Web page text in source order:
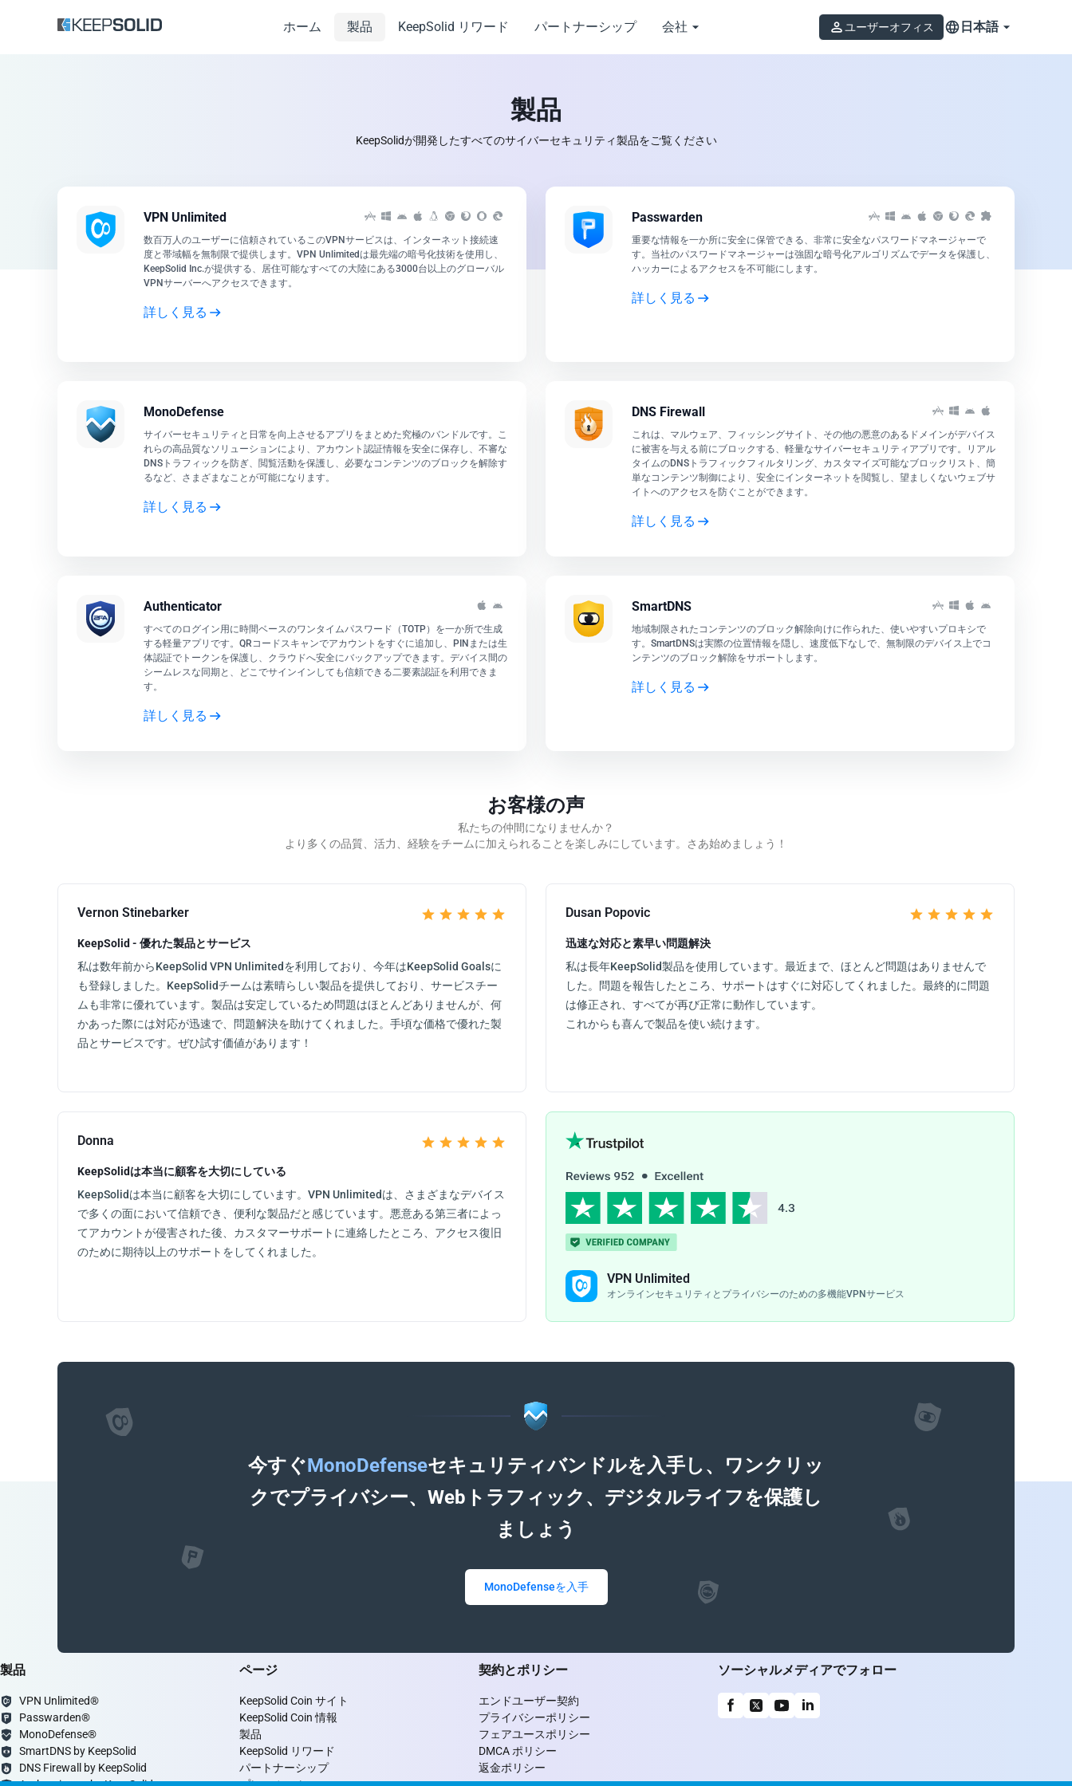
ホーム 製品 KeepSolid リワード パートナーシップ 会社 ユーザーオフィス 日本語
製品
KeepSolidが開発したすべてのサイバーセキュリティ製品をご覧ください
VPN Unlimited
数百万人のユーザーに信頼されているこのVPNサービスは、インターネット接続速
度と帯域幅を無制限で提供します。VPN Unlimitedは最先端の暗号化技術を使用し、
KeepSolid Inc.が提供する、居住可能なすべての大陸にある3000台以上のグローバル
VPNサーバーへアクセスできます。
詳しく見る
Passwarden
重要な情報を一か所に安全に保管できる、非常に安全なパスワードマネージャーで
す。当社のパスワードマネージャーは強固な暗号化アルゴリズムでデータを保護し、
ハッカーによるアクセスを不可能にします。
詳しく見る
MonoDefense
サイバーセキュリティと日常を向上させるアプリをまとめた究極のバンドルです。こ
れらの高品質なソリューションにより、アカウント認証情報を安全に保存し、不審な
DNSトラフィックを防ぎ、閲覧活動を保護し、必要なコンテンツのブロックを解除す
るなど、さまざまなことが可能になります。
詳しく見る
DNS Firewall
これは、マルウェア、フィッシングサイト、その他の悪意のあるドメインがデバイス
に被害を与える前にブロックする、軽量なサイバーセキュリティアプリです。リアル
タイムのDNSトラフィックフィルタリング、カスタマイズ可能なブロックリスト、簡
単なコンテンツ制御により、安全にインターネットを閲覧し、望ましくないウェブサ
イトへのアクセスを防ぐことができます。
詳しく見る
Authenticator
すべてのログイン用に時間ベースのワンタイムパスワード（TOTP）を一か所で生成
する軽量アプリです。QRコードスキャンでアカウントをすぐに追加し、PINまたは生
体認証でトークンを保護し、クラウドへ安全にバックアップできます。デバイス間の
シームレスな同期と、どこでサインインしても信頼できる二要素認証を利用できま
す。
詳しく見る
SmartDNS
地域制限されたコンテンツのブロック解除向けに作られた、使いやすいプロキシで
す。SmartDNSは実際の位置情報を隠し、速度低下なしで、無制限のデバイス上でコ
ンテンツのブロック解除をサポートします。
詳しく見る
お客様の声
私たちの仲間になりませんか？
より多くの品質、活力、経験をチームに加えられることを楽しみにしています。さあ始めましょう！
Vernon Stinebarker
KeepSolid - 優れた製品とサービス
私は数年前からKeepSolid VPN Unlimitedを利用しており、今年はKeepSolid Goalsに
も登録しました。KeepSolidチームは素晴らしい製品を提供しており、サービスチー
ムも非常に優れています。製品は安定しているため問題はほとんどありませんが、何
かあった際には対応が迅速で、問題解決を助けてくれました。手頃な価格で優れた製
品とサービスです。ぜひ試す価値があります！
Dusan Popovic
迅速な対応と素早い問題解決
私は長年KeepSolid製品を使用しています。最近まで、ほとんど問題はありませんで
した。問題を報告したところ、サポートはすぐに対応してくれました。最終的に問題
は修正され、すべてが再び正常に動作しています。
これからも喜んで製品を使い続けます。
Donna
KeepSolidは本当に顧客を大切にしている
KeepSolidは本当に顧客を大切にしています。VPN Unlimitedは、さまざまなデバイス
で多くの面において信頼でき、便利な製品だと感じています。悪意ある第三者によっ
てアカウントが侵害された後、カスタマーサポートに連絡したところ、アクセス復旧
のために期待以上のサポートをしてくれました。
VPN Unlimited
オンラインセキュリティとプライバシーのための多機能VPNサービス
今すぐMonoDefenseセキュリティバンドルを入手し、ワンクリッ
クでプライバシー、Webトラフィック、デジタルライフを保護し
ましょう
MonoDefenseを入手
製品
VPN Unlimited®
Passwarden®
MonoDefense®
SmartDNS by KeepSolid
DNS Firewall by KeepSolid
ページ
KeepSolid Coin サイト
KeepSolid Coin 情報
製品
KeepSolid リワード
パートナーシップ
契約とポリシー
エンドユーザー契約
プライバシーポリシー
フェアユースポリシー
DMCA ポリシー
返金ポリシー
ソーシャルメディアでフォロー